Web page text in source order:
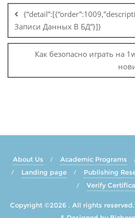
Записи Данных В БД”}]}
Как безопасно играть на
About Us Academic Programs
Landing page
Publishing
Verify
Copyright ©2026 . All rights reserved.